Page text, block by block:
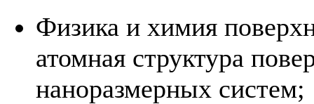
Физика и химия
атомная структура
наноразмерных систем;